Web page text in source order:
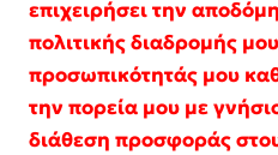
επιχειρήσει την
πολιτικής διαδρομής
προσωπικότητάς μου
την πορεία μου με
διάθεση προσφοράς